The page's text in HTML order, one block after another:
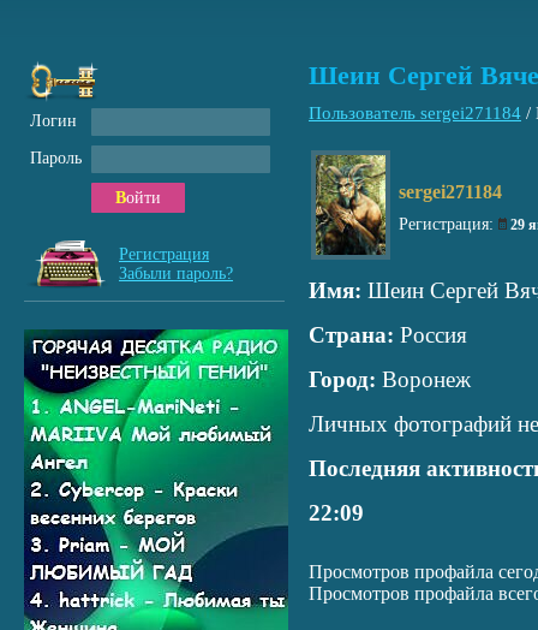
Шеин Сергей
Пользователь sergei271184 /
sergei271184
Регистрация: 29
Имя: Шеин Сергей
Страна: Россия
Город: Воронеж
Личных фотографий
Последняя
22:09
Просмотров профайла
Просмотров профайла
Логин
Пароль
Войти
Регистрация
Забыли пароль?